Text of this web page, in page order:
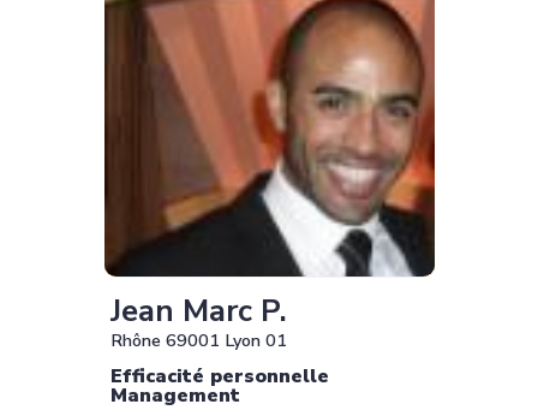
Jean Marc P.
Rhône 69001 Lyon 01
Efficacité personnelle
Management